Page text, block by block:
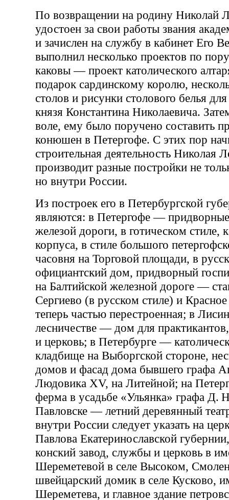
По возвращении на родину Николай
удостоен за свои работы звания
и зачислен на службу в кабинет Его
выполнил несколько проектов по
каковы — проект католического
подарок сардинскому королю,
столов и рисунки столового белья
князя Константина Николаевича.
воле, ему было поручено составить
конюшен в Петергофе. С этих пор
строительная деятельность Николая
производит разные постройки не
но внутри России.
Из построек его в Петербургской
являются: в Петергофе —
железой дороги, в готическом стиле,
корпуса, в стиле большого
часовня на Торговой площади, в
официантский дом, придворный
на Балтийской железной дороге —
Сергиево (в русском стиле) и
теперь частью перестроенная; в
лесничестве — дом для
и церковь; в Петербурге —
кладбище на Выборгской стороне,
домов и фасад дома бывшего графа
Людовика XV, на Литейной; на
ферма в усадьбе «Ульянка» графа Д.
Павловске — летний деревянный
внутри России следует указать на
Павлова Екатеринославской
конский завод, службы и церковь в
Шереметевой в селе Высоком,
швейцарский домик в селе Кусково,
Шереметева, и главное здание